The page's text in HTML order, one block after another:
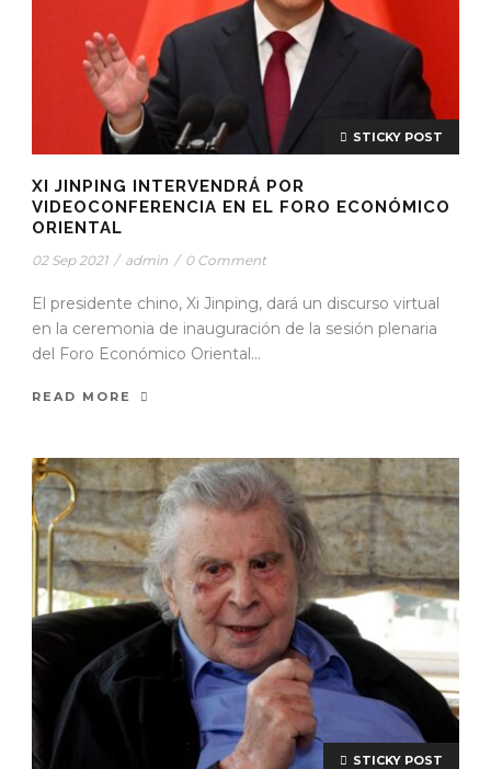
STICKY POST
XI JINPING INTERVENDRÁ POR
VIDEOCONFERENCIA EN EL FORO ECONÓMICO
ORIENTAL
02 Sep 2021 / admin / 0 Comment
El presidente chino, Xi Jinping, dará un discurso virtual
en la ceremonia de inauguración de la sesión plenaria
del Foro Económico Oriental...
READ MORE
STICKY POST